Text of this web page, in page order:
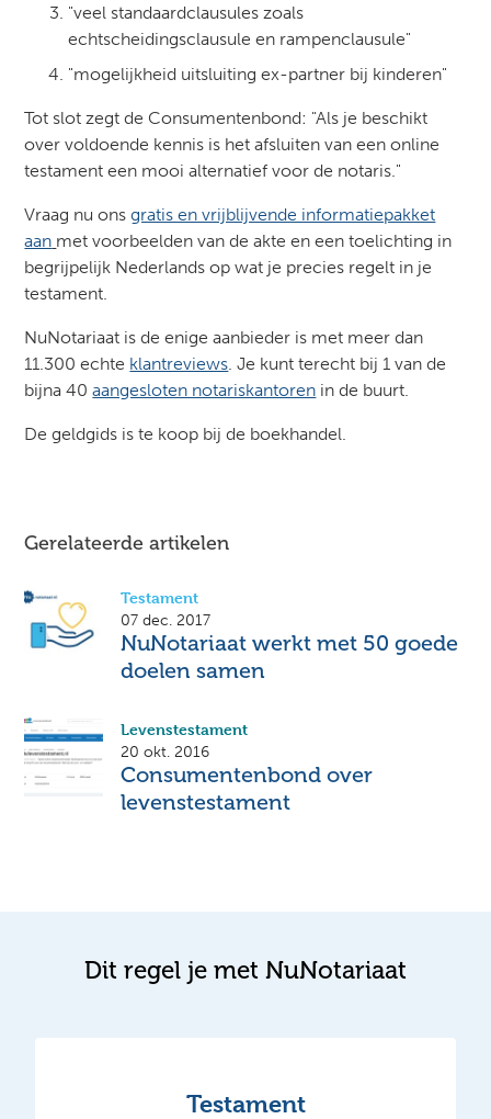
"veel standaardclausules zoals
echtscheidingsclausule en rampenclausule"
"mogelijkheid uitsluiting ex-partner bij kinderen"
Tot slot zegt de Consumentenbond: "Als je beschikt
over voldoende kennis is het afsluiten van een online
testament een mooi alternatief voor de notaris."
Vraag nu onsgratis en vrijblijvende informatiepakket
aan met voorbeelden van de akte en een toelichting in
begrijpelijk Nederlands op wat je precies regelt in je
testament.
NuNotariaat is de enige aanbieder is met meer dan
11.300 echte klantreviews. Je kunt terecht bij 1 van de
bijna 40aangesloten notariskantoren in de buurt.
De geldgids is te koop bij de boekhandel.
Gerelateerde artikelen
Testament
07 dec. 2017
NuNotariaat werkt met 50 goede
doelen samen
Levenstestament
20 okt. 2016
Consumentenbond over
levenstestament
Dit regel je met NuNotariaat
Testament